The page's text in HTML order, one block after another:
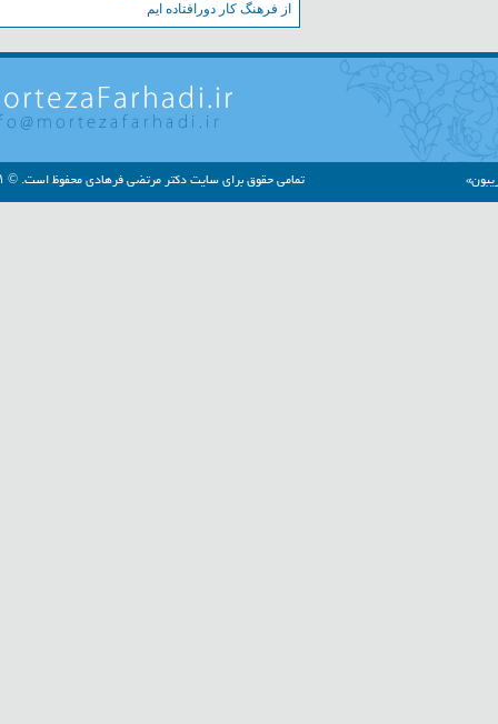
از فرهنگ کار دورافتاده ایم
تمامی حقوق برای سایت دکتر مرتضی فرهادی محفوظ است. © ۱۳۹۱